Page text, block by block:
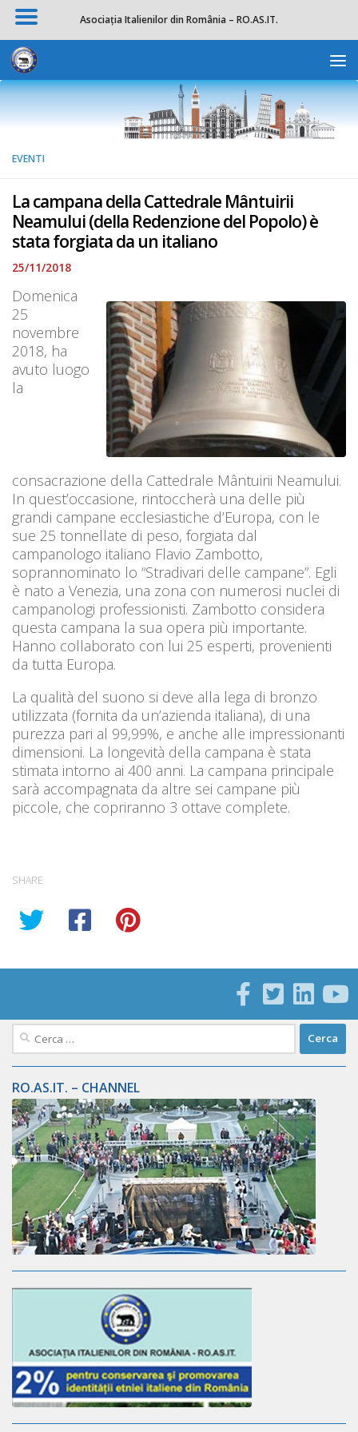
Apri la
Salta al contenuto
EVENTI
La campana della Cattedrale Mântuirii
Neamului (della Redenzione del Popolo) è
stata forgiata da un italiano
25/11/2018
Domenica
25
novembre
2018, ha
avuto luogo
la
consacrazione della Cattedrale Mântuirii Neamului.
In quest’occasione, rintoccherà una delle più
grandi campane ecclesiastiche d’Europa, con le
sue 25 tonnellate di peso, forgiata dal
campanologo italiano Flavio Zambotto,
soprannominato lo “Stradivari delle campane”. Egli
è nato a Venezia, una zona con numerosi nuclei di
campanologi professionisti. Zambotto considera
questa campana la sua opera più importante.
Hanno collaborato con lui 25 esperti, provenienti
da tutta Europa.
La qualità del suono si deve alla lega di bronzo
utilizzata (fornita da un’azienda italiana), di una
purezza pari al 99,99%, e anche alle impressionanti
dimensioni. La longevità della campana è stata
stimata intorno ai 400 anni. La campana principale
sarà accompagnata da altre sei campane più
piccole, che copriranno 3 ottave complete.
SHARE
Ricerca
RO.AS.IT. – CHANNEL
Asociația Italienilor din România – RO.AS.IT.